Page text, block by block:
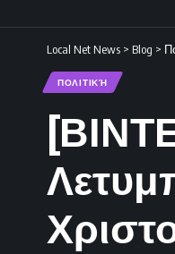
Local Net News > Blog >
ΠΟΛΙΤΙΚΉ